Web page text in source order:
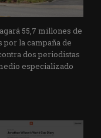
55,7 millones de
por la campaña de
dos periodistas
especializado